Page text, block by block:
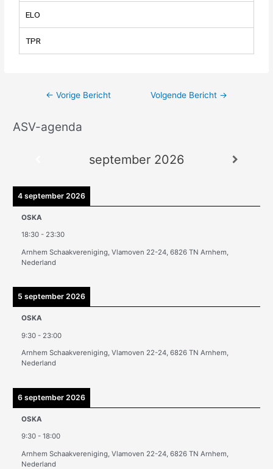
ELO
TPR
← Vorige Bericht Volgende Bericht →
ASV-agenda
september 2026
4 september 2026
OSKA
18:30 - 23:30
Arnhem Schaakvereniging, Vlamoven 22-24, 6826 TN Arnhem,
Nederland
5 september 2026
OSKA
9:30 - 23:00
Arnhem Schaakvereniging, Vlamoven 22-24, 6826 TN Arnhem,
Nederland
6 september 2026
OSKA
9:30 -18:00
Arnhem Schaakvereniging, Vlamoven 22-24, 6826 TN Arnhem,
Nederland
A
e